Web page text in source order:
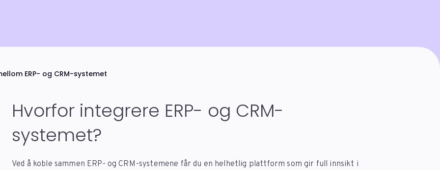
ERP- og CRM-systemet
Hvorfor integrere ERP- og CRM-
systemet?
Ved å koble sammen ERP- og CRM-systemene får du en helhetlig plattform som gir full innsikt i